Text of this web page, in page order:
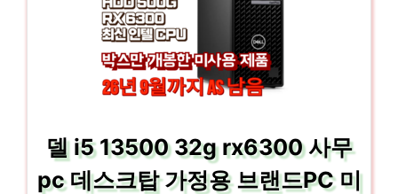
델 i5 13500 32g rx6300 사무
pc 데스크탑 가정용 브랜드PC 미